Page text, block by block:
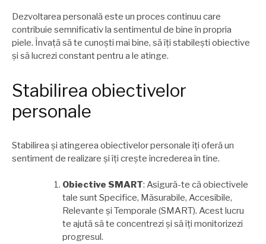
Dezvoltarea personală este un proces continuu care
contribuie semnificativ la sentimentul de bine în propria
piele. Învață să te cunoști mai bine, să îți stabilești obiective
și să lucrezi constant pentru a le atinge.
Stabilirea obiectivelor
personale
Stabilirea și atingerea obiectivelor personale îți oferă un
sentiment de realizare și îți crește încrederea în tine.
Obiective SMART: Asigură-te că obiectivele
tale sunt Specifice, Măsurabile, Accesibile,
Relevante și Temporale (SMART). Acest lucru
te ajută să te concentrezi și să îți monitorizezi
progresul.